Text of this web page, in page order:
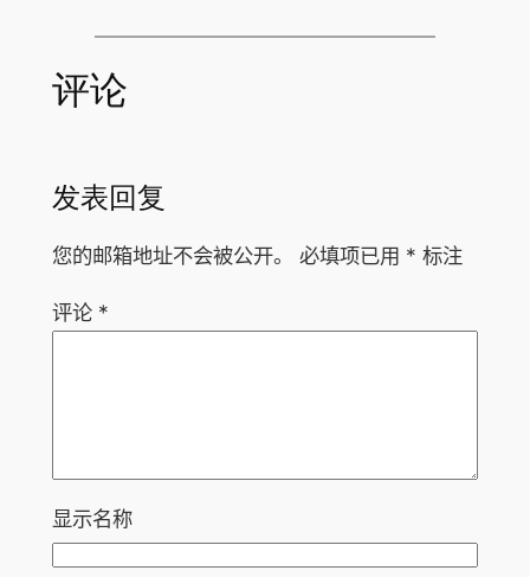
评论
发表回复
您的邮箱地址不会被公开。 必填项已用 * 标注
评论 *
显示名称